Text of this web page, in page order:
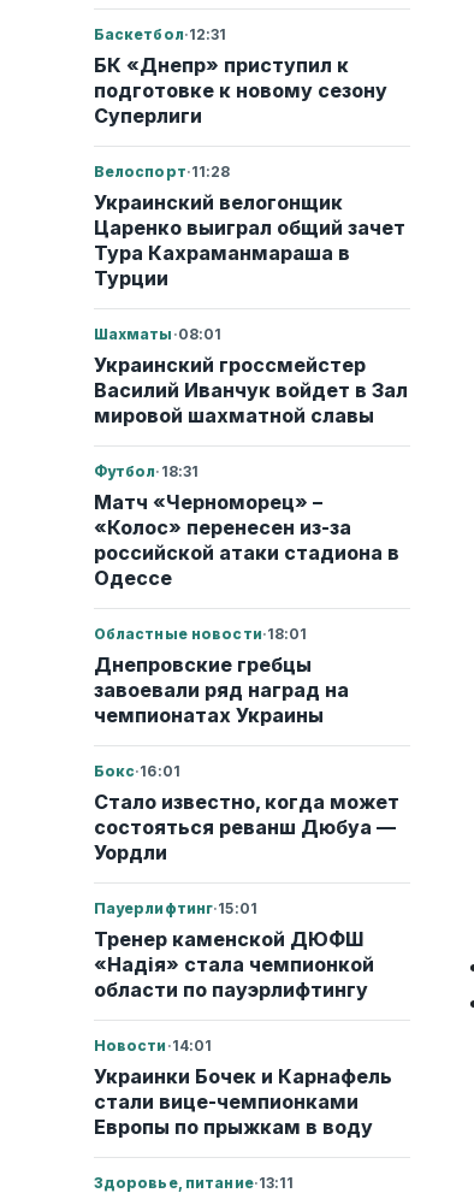
Баскетбол·12:31
БК «Днепр» приступил к
подготовке к новому сезону
Суперлиги
Велоспорт·11:28
Украинский велогонщик
Царенко выиграл общий зачет
Тура Кахраманмараша в
Турции
Шахматы ·08:01
Украинский гроссмейстер
Василий Иванчук войдет в Зал
мировой шахматной славы
Футбол· 18:31
Матч «Черноморец» –
«Колос» перенесен из-за
российской атаки стадиона в
Одессе
Областные новости·18:01
Днепровские гребцы
завоевали ряд наград на
чемпионатах Украины
Бокс·16:01
Стало известно, когда может
состояться реванш Дюбуа —
Уордли
Пауерлифтинг·15:01
Тренер каменской ДЮФШ
«Надія» стала чемпионкой
области по пауэрлифтингу
Новости ·14:01
Украинки Бочек и Карнафель
стали вице-чемпионками
Европы по прыжкам в воду
Здоровье, питание·13:11